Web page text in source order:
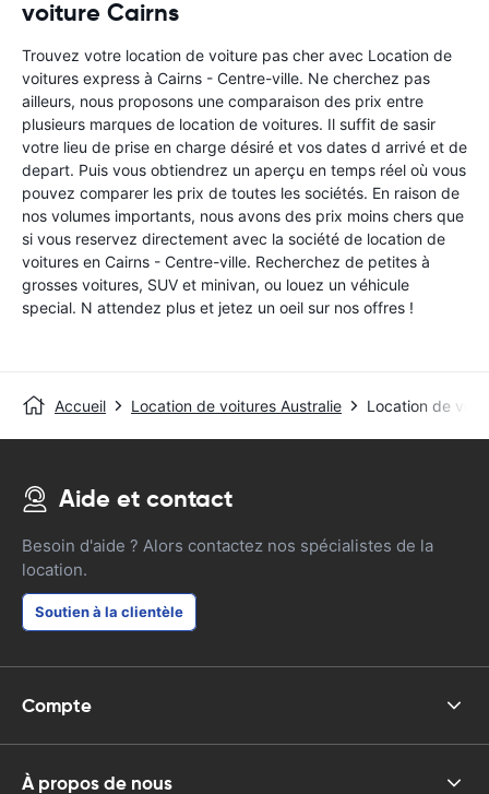
voiture Cairns
Trouvez votre location de voiture pas cher avec Location de
voitures express à Cairns - Centre-ville. Ne cherchez pas
ailleurs, nous proposons une comparaison des prix entre
plusieurs marques de location de voitures. Il suffit de sasir
votre lieu de prise en charge désiré et vos dates d arrivé et de
depart. Puis vous obtiendrez un aperçu en temps réel où vous
pouvez comparer les prix de toutes les sociétés. En raison de
nos volumes importants, nous avons des prix moins chers que
si vous reservez directement avec la société de location de
voitures en Cairns - Centre-ville. Recherchez de petites à
grosses voitures, SUV et minivan, ou louez un véhicule
special. N attendez plus et jetez un oeil sur nos offres !
Accueil Location de voitures Australie Location de
Aide et contact
Besoin d'aide ? Alors contactez nos spécialistes de la
location.
Soutien à la clientèle
Compte
À propos de nous